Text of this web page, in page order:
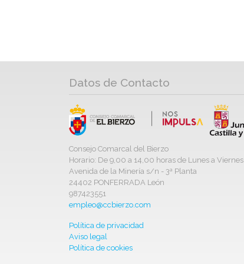
Datos de Contacto
Consejo Comarcal del Bierzo
Horario: De 9,00 a 14,00 horas de Lunes a Viernes
Avenida de la Minería s/n - 3ª Planta
24402 PONFERRADA León
987423551
empleo@ccbierzo.com
Política de privacidad
Aviso legal
Política de cookies